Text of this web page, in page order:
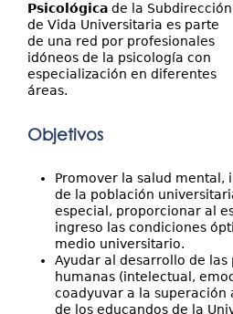
Psicológica de la Subdirección
de Vida Universitaria es parte
de una red por profesionales
idóneos de la psicología con
especialización en diferentes
áreas.
Objetivos
Promover la salud mental,
de la población
especial, proporcionar al
ingreso las condiciones
medio universitario.
Ayudar al desarrollo de
humanas (intelectual,
coadyuvar a la superación
de los educandos de la